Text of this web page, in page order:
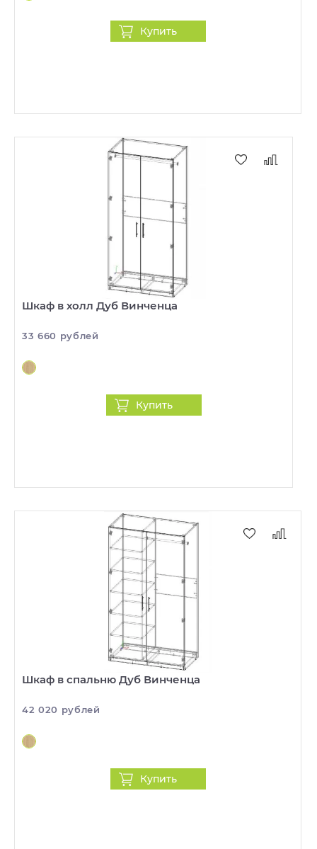
Купить
Шкаф в холл Дуб Винченца
33 660 рублей
Купить
Шкаф в спальню Дуб Винченца
42 020 рублей
Купить